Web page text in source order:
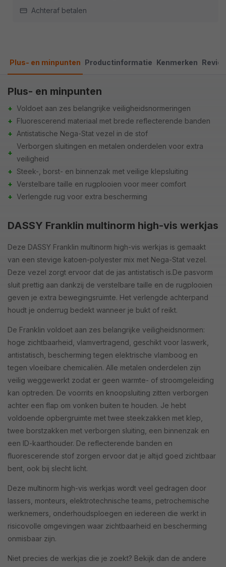
Achteraf betalen
Plus- en minpunten Productinformatie Kenmerken
Plus- en minpunten
+ Voldoet aan zes belangrijke veiligheidsnormeringen
+ Fluorescerend materiaal met brede reflecterende banden
+ Antistatische Nega-Stat vezel in de stof
+
Verborgen sluitingen en metalen onderdelen voor extra
veiligheid
+ Steek-, borst- en binnenzak met veilige klepsluiting
+ Verstelbare taille en rugplooien voor meer comfort
+ Verlengde rug voor extra bescherming
DASSY Franklin multinorm high-vis werkjas
Deze DASSY Franklin multinorm high-vis werkjas is gemaakt
van een stevige katoen-polyester mix met Nega-Stat vezel.
Deze vezel zorgt ervoor dat de jas antistatisch is.De pasvorm
sluit prettig aan dankzij de verstelbare taille en de rugplooien
geven je extra bewegingsruimte. Het verlengde achterpand
houdt je onderrug bedekt wanneer je bukt of reikt.
De Franklin voldoet aan zes belangrijke veiligheidsnormen:
hoge zichtbaarheid, vlamvertragend, geschikt voor laswerk,
antistatisch, bescherming tegen elektrische vlamboog en
tegen vloeibare chemicaliën. Alle metalen onderdelen zijn
veilig weggewerkt zodat er geen warmte- of stroomgeleiding
kan optreden. De voorrits en knoopsluiting zitten verborgen
achter een flap om vonken buiten te houden. Je hebt
voldoende opbergruimte met twee steekzakken met klep,
twee borstzakken met verborgen sluiting, een binnenzak en
een ID-kaarthouder. De reflecterende banden en
fluorescerende stof zorgen ervoor dat je altijd goed zichtbaar
bent, ook bij slecht licht.
Deze multinorm high-vis werkjas wordt veel gedragen door
lassers, monteurs, elektrotechnische teams, petrochemische
werknemers, onderhoudsploegen en iedereen die werkt in
risicovolle omgevingen waar zichtbaarheid en bescherming
onmisbaar zijn.
Niet precies de werkjas die je zoekt? Bekijk dan de andere